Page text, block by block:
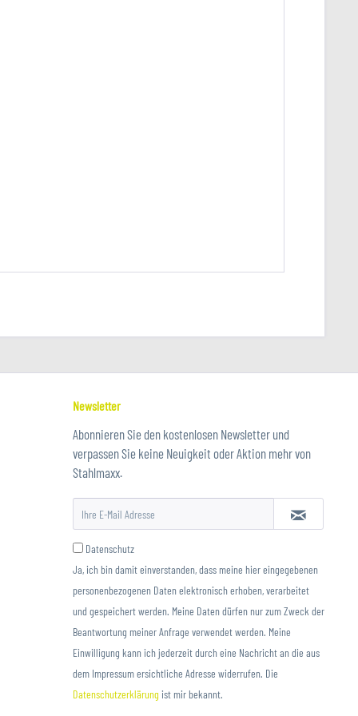
Newsletter
Abonnieren Sie den kostenlosen Newsletter und
verpassen Sie keine Neuigkeit oder Aktion mehr von
Stahlmaxx.
Datenschutz
Ja, ich bin damit einverstanden, dass meine hier eingegebenen
personenbezogenen Daten elektronisch erhoben, verarbeitet
und gespeichert werden. Meine Daten dürfen nur zum Zweck der
Beantwortung meiner Anfrage verwendet werden. Meine
Einwilligung kann ich jederzeit durch eine Nachricht an die aus
dem Impressum ersichtliche Adresse widerrufen. Die
Datenschutzerklärung ist mir bekannt.